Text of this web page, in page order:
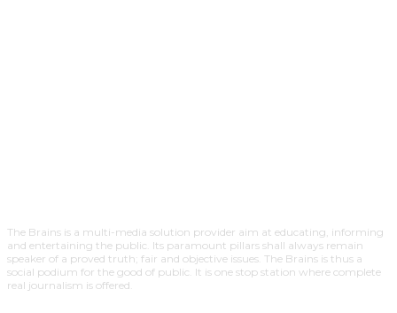
The Brains is a multi-media solution provider aim at educating, informing
and entertaining the public. Its paramount pillars shall always remain
speaker of a proved truth; fair and objective issues. The Brains is thus a
social podium for the good of public. It is one stop station where complete
real journalism is offered.